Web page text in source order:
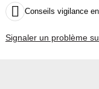
 Conseils vigilance
Signaler un problème